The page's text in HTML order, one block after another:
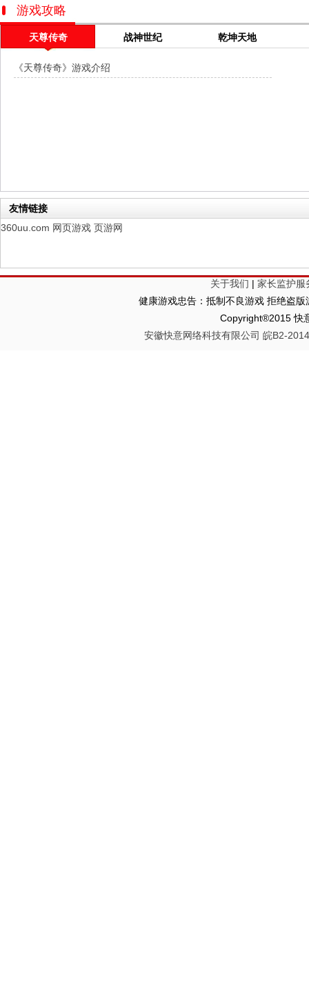
灵魂契约
山海经异兽录 每日新服
今日 10:00点
仙魔劫
每日新服
今日 9:00点
仙剑奇侠传：新的开始
每日新服
游戏攻略
天尊传奇 战神世纪 乾坤天地
《天尊传奇》游戏介绍
友情链接
360uu.com 网页游戏 页游网
关于我们 | 家长监护服
健康游戏忠告：抵制不良游戏 拒绝盗
Copyright®2015 快
安徽快意网络科技有限公司 皖B2-